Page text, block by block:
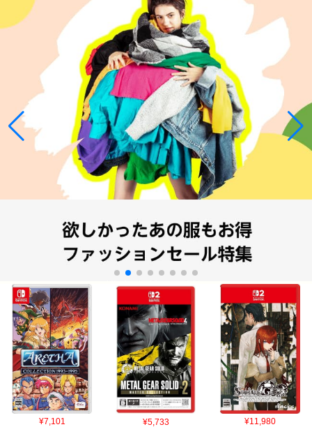
¥7,101 ¥5,733 ¥11,980